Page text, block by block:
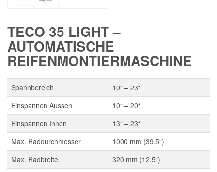
TECO 35 LIGHT –
AUTOMATISCHE
REIFENMONTIERMASCHINE
Spannbereich
10“ – 23“
Einspannen Aussen
10“ – 20“
Einspannen Innen
13“ – 23“
Max. Raddurchmesser
1000 mm (39,5“)
Max. Radbreite
320 mm (12,5“)